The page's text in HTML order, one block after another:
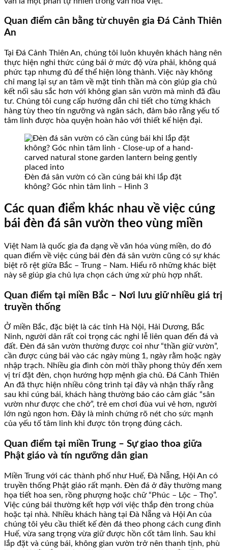
Quan điểm cân bằng từ chuyên gia Đá Cảnh Thiên
An
Tại Đá Cảnh Thiên An, chúng tôi luôn khuyên khách hàng nên
thực hiện nghi thức cúng bái ở mức độ vừa phải, không quá
phức tạp nhưng đủ để thể hiện lòng thành. Việc này không
chỉ mang lại sự an tâm về mặt tinh thần mà còn giúp gia chủ
kết nối sâu sắc hơn với không gian sân vườn mà mình đã đầu
tư. Chúng tôi cung cấp hướng dẫn chi tiết cho từng khách
hàng tùy theo tín ngưỡng và ngân sách, đảm bảo rằng yếu tố
tâm linh được hòa quyện hoàn hảo với thiết kế hiện đại.
Đèn đá sân vườn có cần cúng bái khi lắp đặt
không? Góc nhìn tâm linh – Hình 3
Các quan điểm khác nhau về việc cúng
bái đèn đá sân vườn theo vùng miền
Việt Nam là quốc gia đa dạng về văn hóa vùng miền, do đó
quan điểm về việc cúng bái đèn đá sân vườn cũng có sự khác
biệt rõ rệt giữa Bắc – Trung – Nam. Hiểu rõ những khác biệt
này sẽ giúp gia chủ lựa chọn cách ứng xử phù hợp nhất.
Quan điểm tại miền Bắc – Nơi lưu giữ nhiều giá trị
truyền thống
Ở miền Bắc, đặc biệt là các tỉnh Hà Nội, Hải Dương, Bắc
Ninh, người dân rất coi trọng các nghi lễ liên quan đến đá và
đất. Đèn đá sân vườn thường được coi như “thần giữ vườn”,
cần được cúng bái vào các ngày mùng 1, ngày rằm hoặc ngày
nhập trạch. Nhiều gia đình còn mời thầy phong thủy đến xem
vị trí đặt đèn, chọn hướng hợp mệnh gia chủ. Đá Cảnh Thiên
An đã thực hiện nhiều công trình tại đây và nhận thấy rằng
sau khi cúng bái, khách hàng thường báo cáo cảm giác “sân
vườn như được che chở”, trẻ em chơi đùa vui vẻ hơn, người
lớn ngủ ngon hơn. Đây là minh chứng rõ nét cho sức mạnh
của yếu tố tâm linh khi được tôn trọng đúng cách.
Quan điểm tại miền Trung – Sự giao thoa giữa
Phật giáo và tín ngưỡng dân gian
Miền Trung với các thành phố như Huế, Đà Nẵng, Hội An có
truyền thống Phật giáo rất mạnh. Đèn đá ở đây thường mang
họa tiết hoa sen, rồng phượng hoặc chữ “Phúc – Lộc – Thọ”.
Việc cúng bái thường kết hợp với việc thắp đèn trong chùa
hoặc tại nhà. Nhiều khách hàng tại Đà Nẵng và Hội An của
chúng tôi yêu cầu thiết kế đèn đá theo phong cách cung đình
Huế, vừa sang trọng vừa giữ được hồn cốt tâm linh. Sau khi
lắp đặt và cúng bái, không gian vườn trở nên thanh tịnh, phù